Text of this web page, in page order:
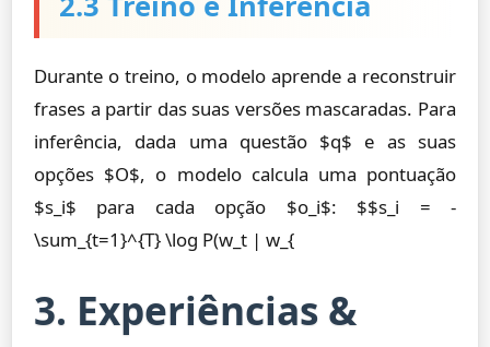
Durante o treino, o modelo aprende a reconstruir
frases a partir das suas versões mascaradas. Para
inferência, dada uma questão $q$ e as suas
opções $O$, o modelo calcula uma pontuação
$s_i$ para cada opção $o_i$: $$s_i = -
\sum_{t=1}^{T} \log P(w_t | w_{
3. Experiências &